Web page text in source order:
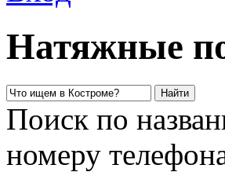
Натяжные
Поиск по
номеру